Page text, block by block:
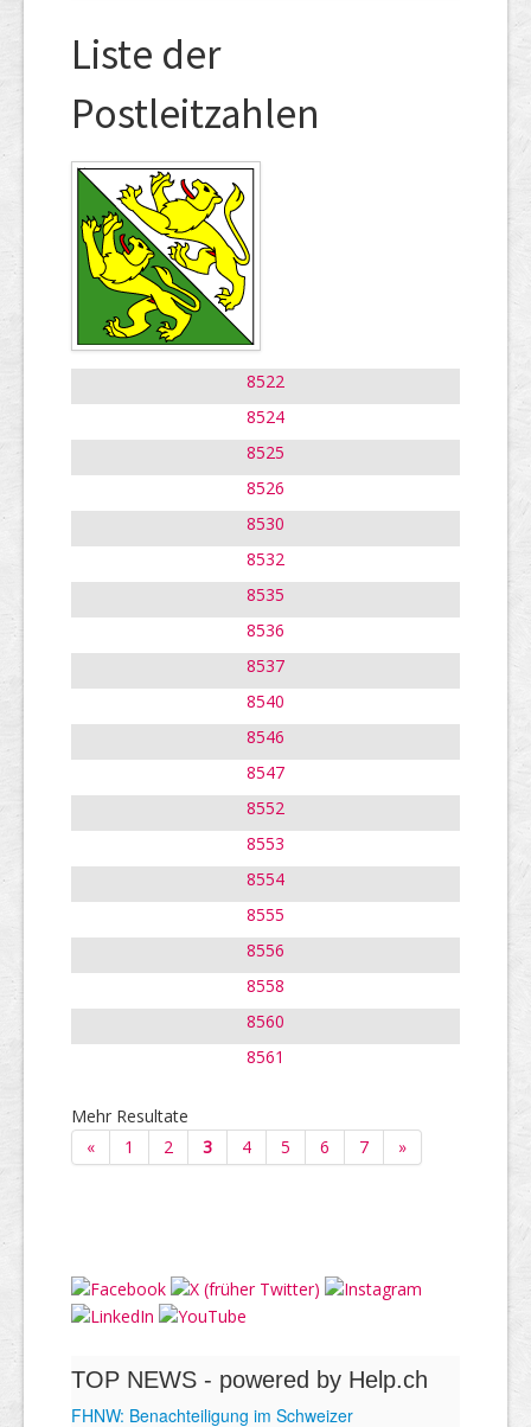
Liste der
Postleitzahlen
8522
8524
8525
8526
8530
8532
8535
8536
8537
8540
8546
8547
8552
8553
8554
8555
8556
8558
8560
8561
Mehr Resultate
«
1 2 3 4 5 6 7 »